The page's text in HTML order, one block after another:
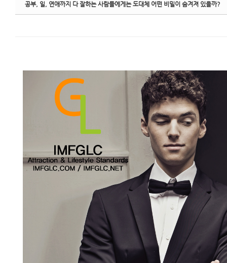
공부, 일, 연애까지 다 잘하는 사람들에게는 도대체 어떤 비밀이 숨겨져 있을까?